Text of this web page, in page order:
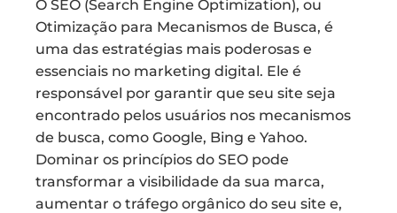
O SEO (Search Engine Optimization), ou
Otimização para Mecanismos de Busca, é
uma das estratégias mais poderosas e
essenciais no marketing digital. Ele é
responsável por garantir que seu site seja
encontrado pelos usuários nos mecanismos
de busca, como Google, Bing e Yahoo.
Dominar os princípios do SEO pode
transformar a visibilidade da sua marca,
aumentar o tráfego orgânico do seu site e,